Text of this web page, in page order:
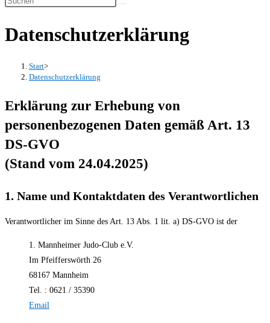
Datenschutzerklärung
Start>
Datenschutzerklärung
Erklärung zur Erhebung von
personenbezogenen Daten gemäß Art. 13
DS-GVO
(Stand vom 24.04.2025)
1. Name und Kontaktdaten des Verantwortlichen
Verantwortlicher im Sinne des Art. 13 Abs. 1 lit. a) DS-GVO ist der
1. Mannheimer Judo-Club e.V.
Im Pfeifferswörth 26
68167 Mannheim
Tel. : 0621 / 35390
Email